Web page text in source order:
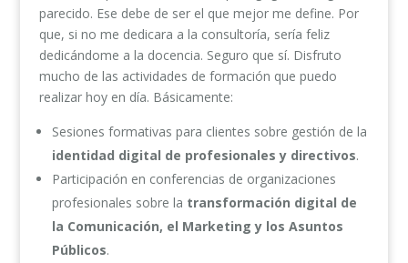
parecido. Ese debe de ser el que mejor me define. Por
que, si no me dedicara a la consultoría, sería feliz
dedicándome a la docencia. Seguro que sí. Disfruto
mucho de las actividades de formación que puedo
realizar hoy en día. Básicamente:
Sesiones formativas para clientes sobre gestión de la
identidad digital de profesionales y directivos.
Participación en conferencias de organizaciones
profesionales sobre la transformación digital de
la Comunicación, el Marketing y los Asuntos
Públicos.